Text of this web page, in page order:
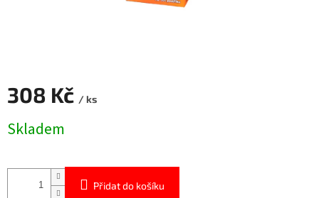
308 Kč / ks
cena:
Skladem
Přidat do košíku